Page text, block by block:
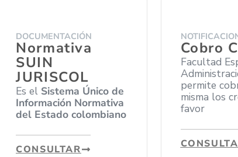
DOCUMENTACIÓN
Normativa
SUIN
JURISCOL
Es el Sistema Único de
Información Normativa
del Estado colombiano
CONSULTAR
Cobro
Facultad
permite
misma los
favor